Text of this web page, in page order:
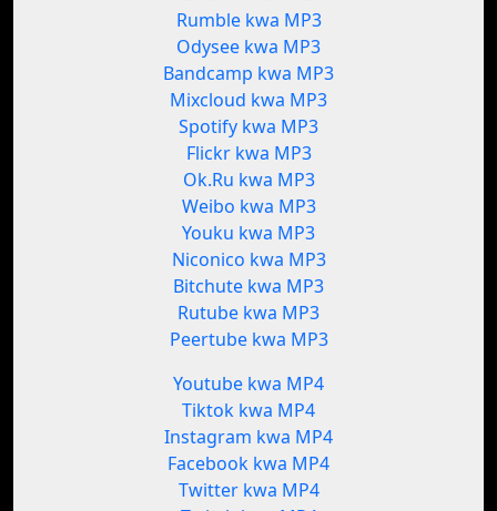
Rumble kwa MP3
Odysee kwa MP3
Bandcamp kwa MP3
Mixcloud kwa MP3
Spotify kwa MP3
Flickr kwa MP3
Ok.Ru kwa MP3
Weibo kwa MP3
Youku kwa MP3
Niconico kwa MP3
Bitchute kwa MP3
Rutube kwa MP3
Peertube kwa MP3
Youtube kwa MP4
Tiktok kwa MP4
Instagram kwa MP4
Facebook kwa MP4
Twitter kwa MP4